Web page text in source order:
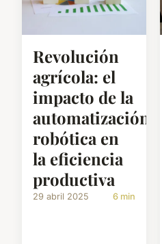
Revolución
agrícola: el
impacto de la
automatización
robótica en
la eficiencia
productiva
29 abril 2025 6 min